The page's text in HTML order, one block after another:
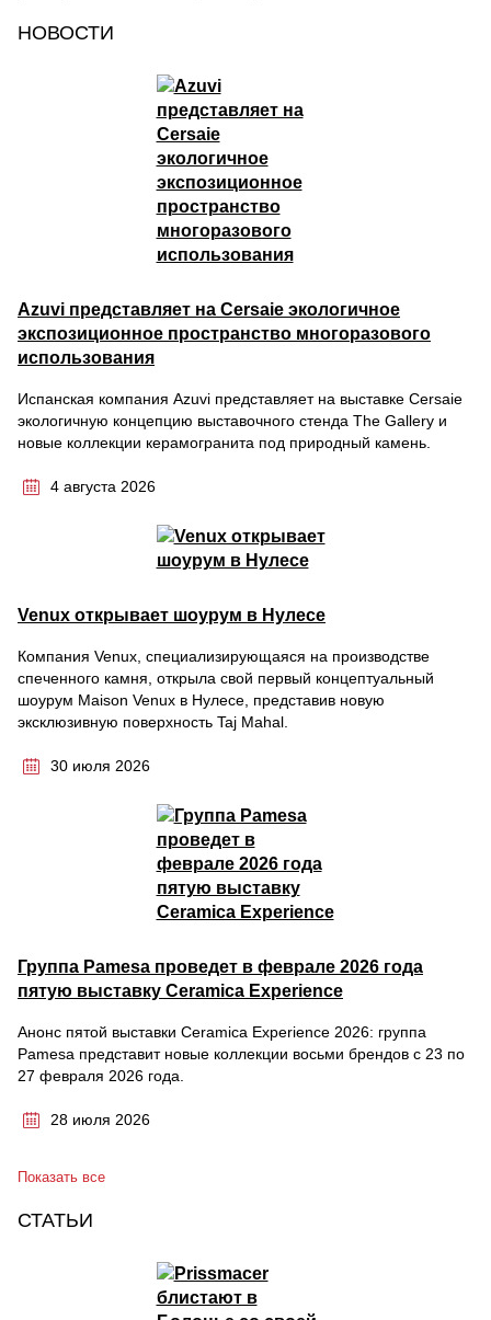
НОВОСТИ
Azuvi представляет на Cersaie экологичное
экспозиционное пространство многоразового
использования
Испанская компания Azuvi представляет на выставке Cersaie
экологичную концепцию выставочного стенда The Gallery и
новые коллекции керамогранита под природный камень.
4 августа 2026
Venux открывает шоурум в Нулесе
Компания Venux, специализирующаяся на производстве
спеченного камня, открыла свой первый концептуальный
шоурум Maison Venux в Нулесе, представив новую
эксклюзивную поверхность Taj Mahal.
30 июля 2026
Группа Pamesa проведет в феврале 2026 года
пятую выставку Ceramica Experience
Анонс пятой выставки Ceramica Experience 2026: группа
Pamesa представит новые коллекции восьми брендов с 23 по
27 февраля 2026 года.
28 июля 2026
Показать все
СТАТЬИ